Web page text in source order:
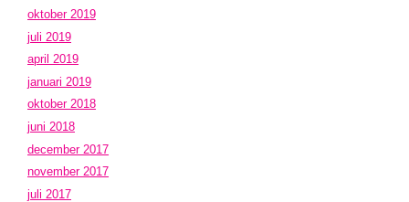
oktober 2019
juli 2019
april 2019
januari 2019
oktober 2018
juni 2018
december 2017
november 2017
juli 2017